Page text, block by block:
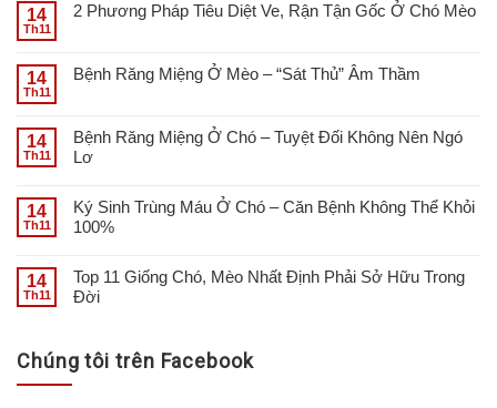
14
Th11
2 Phương Pháp Tiêu Diệt Ve, Rận Tận Gốc Ở Chó Mèo
14
Th11
Bệnh Răng Miệng Ở Mèo – “Sát Thủ” Âm Thầm
14
Th11
Bệnh Răng Miệng Ở Chó – Tuyệt Đối Không Nên Ngó
Lơ
14
Th11
Ký Sinh Trùng Máu Ở Chó – Căn Bệnh Không Thể Khỏi
100%
14
Th11
Top 11 Giống Chó, Mèo Nhất Định Phải Sở Hữu Trong
Đời
Chúng tôi trên Facebook